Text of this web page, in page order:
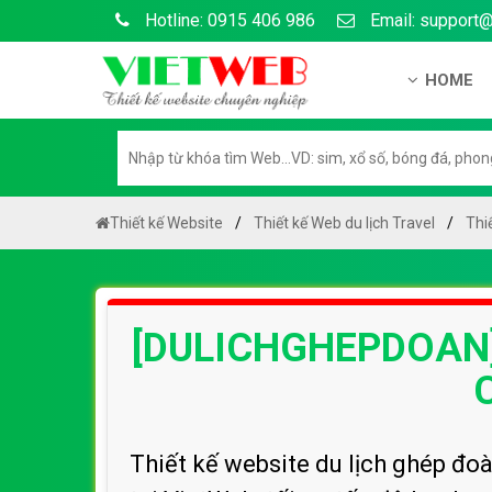
Hotline: 0915 406 986 Email:
HOME
Hướng
Chính
Chính
Liên hệ
Thiết kế Website Thiết kế Web du lịch Travel
Thiết kế website du lịch ghép